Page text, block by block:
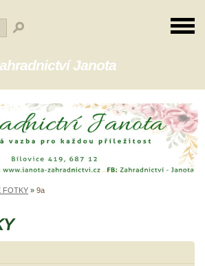
Janota
FOTKY » 9a